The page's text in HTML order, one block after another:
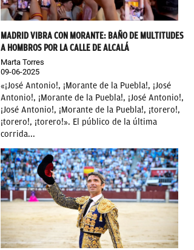
MADRID VIBRA CON MORANTE: BAÑO DE MULTITUDES
A HOMBROS POR LA CALLE DE ALCALÁ
Marta Torres
09-06-2025
«¡José Antonio!, ¡Morante de la Puebla!, ¡José
Antonio!, ¡Morante de la Puebla!, ¡José Antonio!,
¡José Antonio!, ¡Morante de la Puebla!, ¡torero!,
¡torero!, ¡torero!». El público de la última
corrida...